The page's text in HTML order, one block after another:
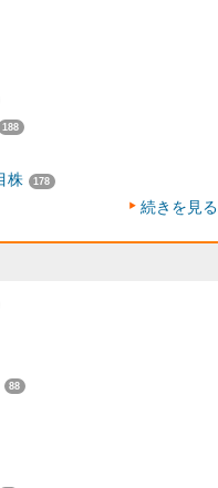
188
株 178
続きを見る
88